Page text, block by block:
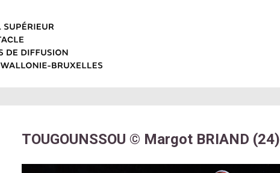
TOUGOUNSSOU © Margot BRIAND (24)